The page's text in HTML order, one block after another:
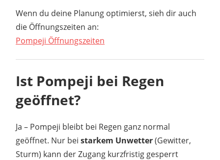
Wenn du deine Planung optimierst, sieh dir auch
die Öffnungszeiten an:
Pompeji Öffnungszeiten
Ist Pompeji bei Regen
geöffnet?
Ja – Pompeji bleibt bei Regen ganz normal
geöffnet. Nur bei starkem Unwetter(Gewitter,
Sturm) kann der Zugang kurzfristig gesperrt